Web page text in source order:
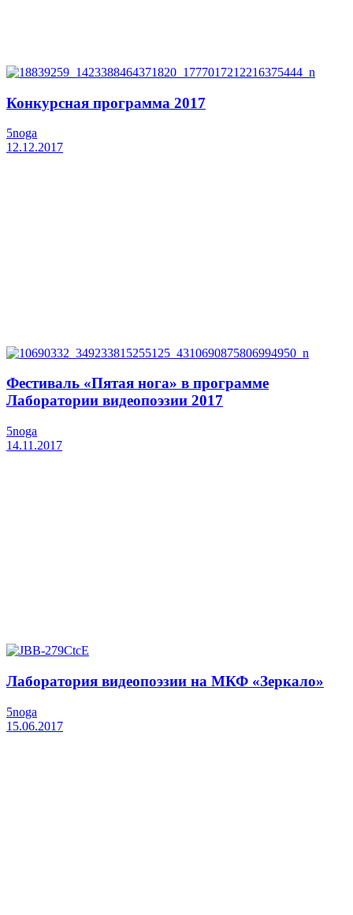
Конкурсная программа 2017
5noga
12.12.2017
Фестиваль «Пятая нога» в программе
Лаборатории видеопоэзии 2017
5noga
14.11.2017
Лаборатория видеопоэзии на МКФ «Зеркало»
5noga
15.06.2017